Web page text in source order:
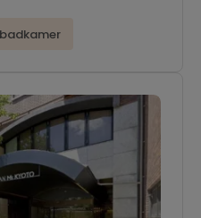
winkelstraten.